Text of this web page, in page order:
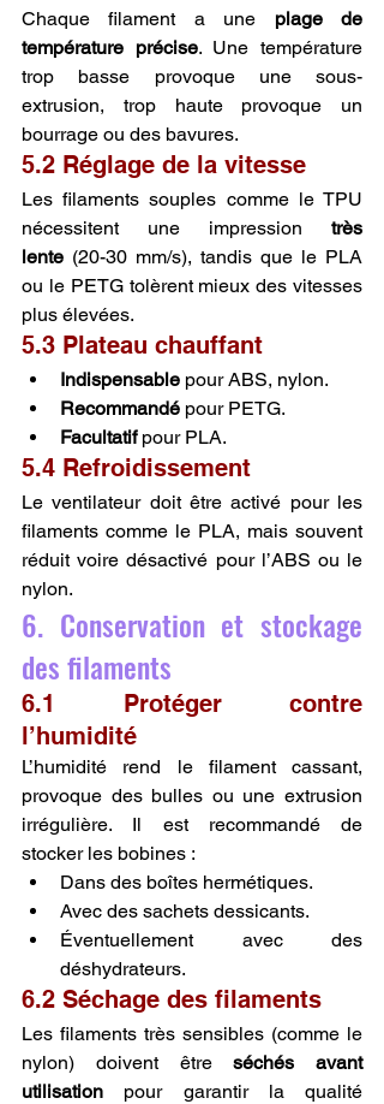
Chaque filament a une plage de
température précise. Une température
trop basse provoque une sous-
extrusion, trop haute provoque un
bourrage ou des bavures.
5.2 Réglage de la vitesse
Les filaments souples comme le TPU
nécessitent une impression très
lente (20-30 mm/s), tandis que le PLA
ou le PETG tolèrent mieux des vitesses
plus élevées.
5.3 Plateau chauffant
Indispensable pour ABS, nylon.
Recommandé pour PETG.
Facultatif pour PLA.
5.4 Refroidissement
Le ventilateur doit être activé pour les
filaments comme le PLA, mais souvent
réduit voire désactivé pour l’ABS ou le
nylon.
6. Conservation et stockage
des filaments
6.1 Protéger contre
l’humidité
L’humidité rend le filament cassant,
provoque des bulles ou une extrusion
irrégulière. Il est recommandé de
stocker les bobines :
Dans des boîtes hermétiques.
Avec des sachets dessicants.
Éventuellement avec des
déshydrateurs.
6.2 Séchage des filaments
Les filaments très sensibles (comme le
nylon) doivent être séchés avant
utilisation pour garantir la qualité